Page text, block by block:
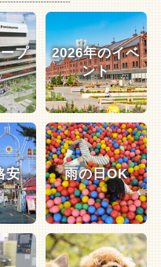
プ
2026年のイベ
ント
安 雨の日OK